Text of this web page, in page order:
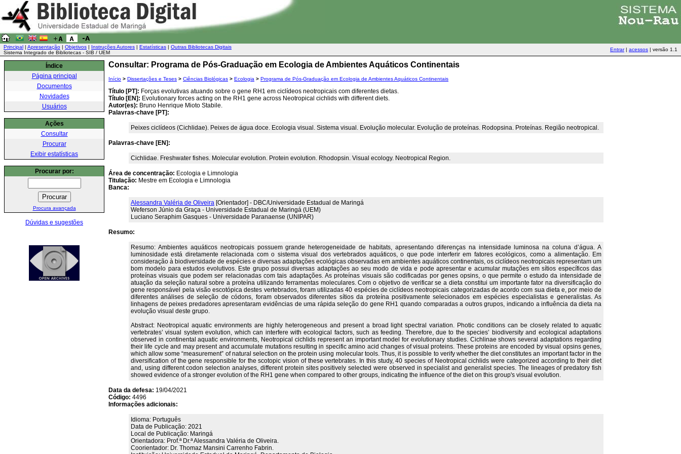
Principal | Apresentação | Objetivos | Instruções Autores | Estatísticas | Outras Bibliotecas Digitais
Sistema Integrado de Bibliotecas - SIB / UEM
Entrar| acessos | versão 1.1
Índice
Página principal
Documentos
Novidades
Usuários
Ações
Consultar
Procurar
Exibir estatísticas
Procurar por:
Procura avançada
Dúvidas e sugestões
Consultar: Programa de Pós-Graduação em Ecologia de Ambientes Aquáticos Continentais
Início > Dissertações e Teses > Ciências Biológicas > Ecologia > Programa de Pós-Graduação em Ecologia de Ambientes Aquáticos Continentais
Título [PT]: Forças evolutivas atuando sobre o gene RH1 em ciclídeos neotropicais com diferentes dietas.
Título [EN]: Evolutionary forces acting on the RH1 gene across Neotropical cichlids with different diets.
Autor(es): Bruno Henrique Mioto Stabile.
Palavras-chave [PT]:
Peixes ciclídeos (Cichlidae). Peixes de água doce. Ecologia visual. Sistema visual. Evolução molecular. Evolução de proteínas. Rodopsina. Proteínas. Região neotropical.
Palavras-chave [EN]:
Cichlidae. Freshwater fishes. Molecular evolution. Protein evolution. Rhodopsin. Visual ecology. Neotropical Region.
Área de concentração: Ecologia e Limnologia
Titulação: Mestre em Ecologia e Limnologia
Banca:
Alessandra Valéria de Oliveira [Orientador] - DBC/Universidade Estadual de Maringá
Weferson Júnio da Graça - Universidade Estadual de Maringá (UEM)
Luciano Seraphim Gasques - Universidade Paranaense (UNIPAR)
Resumo:
Resumo: Ambientes aquáticos neotropicais possuem grande heterogeneidade de habitats, apresentando diferenças na intensidade luminosa na coluna d’água. A
luminosidade está diretamente relacionada com o sistema visual dos vertebrados aquáticos, o que pode interferir em fatores ecológicos, como a alimentação. Em
consideração à biodiversidade de espécies e diversas adaptações ecológicas observadas em ambientes aquáticos continentais, os ciclídeos neotropicais representam um
bom modelo para estudos evolutivos. Este grupo possui diversas adaptações ao seu modo de vida e pode apresentar e acumular mutações em sítios específicos das
proteínas visuais que podem ser relacionadas com tais adaptações. As proteínas visuais são codificadas por genes opsins, o que permite o estudo da intensidade de
atuação da seleção natural sobre a proteína utilizando ferramentas moleculares. Com o objetivo de verificar se a dieta constitui um importante fator na diversificação do
gene responsável pela visão escotópica destes vertebrados, foram utilizadas 40 espécies de ciclídeos neotropicais categorizadas de acordo com sua dieta e, por meio de
diferentes análises de seleção de códons, foram observados diferentes sítios da proteína positivamente selecionados em espécies especialistas e generalistas. As
linhagens de peixes predadores apresentaram evidências de uma rápida seleção do gene RH1 quando comparadas a outros grupos, indicando a influência da dieta na
evolução visual deste grupo.
Abstract: Neotropical aquatic environments are highly heterogeneous and present a broad light spectral variation. Photic conditions can be closely related to aquatic
vertebrates’ visual system evolution, which can interfere with ecological factors, such as feeding. Therefore, due to the species’ biodiversity and ecological adaptations
observed in continental aquatic environments, Neotropical cichlids represent an important model for evolutionary studies. Cichlinae shows several adaptations regarding
their life cycle and may present and accumulate mutations resulting in specific amino acid changes of visual proteins. These proteins are encoded by visual opsins genes,
which allow some “measurement” of natural selection on the protein using molecular tools. Thus, it is possible to verify whether the diet constitutes an important factor in the
diversification of the gene responsible for the scotopic vision of these vertebrates. In this study, 40 species of Neotropical cichlids were categorized according to their diet
and, using different codon selection analyses, different protein sites positively selected were observed in specialist and generalist species. The lineages of predatory fish
showed evidence of a stronger evolution of the RH1 gene when compared to other groups, indicating the influence of the diet on this group's visual evolution.
Data da defesa: 19/04/2021
Código: 4496
Informações adicionais:
Idioma: Português
Data de Publicação: 2021
Local de Publicação: Maringá
Orientadora: Prof.ª Dr.ª Alessandra Valéria de Oliveira.
Coorientador: Dr. Thomaz Mansini Carrenho Fabrin.